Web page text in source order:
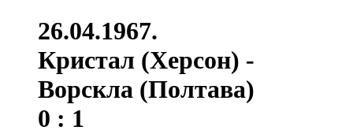
26.04.1967.
Кристал (Херсон) -
Ворскла (Полтава)
0 : 1